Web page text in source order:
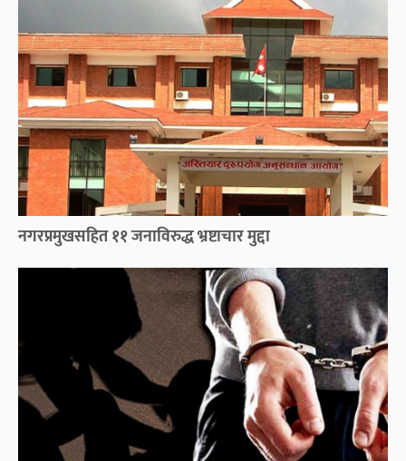
नगरप्रमुखसहित ११ जनाविरुद्ध भ्रष्टाचार मुद्दा